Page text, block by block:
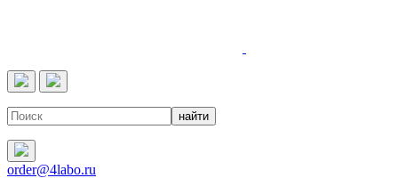
order@4labo.ru